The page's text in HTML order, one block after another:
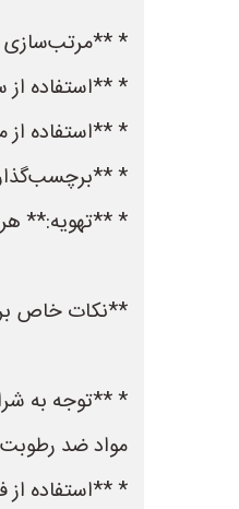
* **مرتب‌سازی
* **استفاده از
* **استفاده از
*
* **تهویه:** هر
**نکات خاص
* **توجه به
مواد ضد
* **استفاده